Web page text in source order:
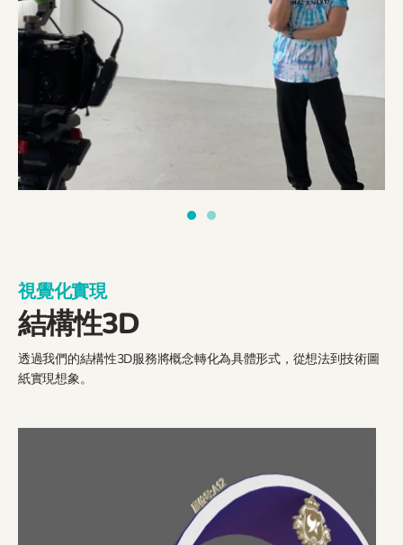
視覺化實現
結構性3D
透過我們的結構性3D服務將概念轉化為具體形式，從想法到技術圖
紙實現想象。